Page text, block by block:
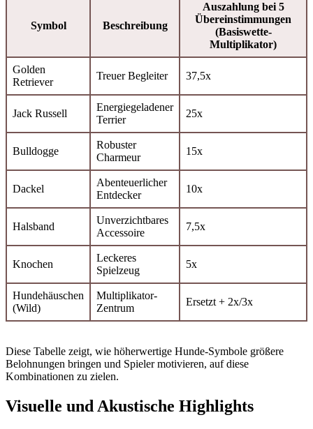
Symbol Beschreibung
Auszahlung bei 5
Übereinstimmungen
(Basiswette-
Multiplikator)
Golden
Retriever
Treuer Begleiter 37,5x
Jack Russell
Energiegeladener
Terrier
25x
Bulldogge
Robuster
Charmeur
15x
Dackel
Abenteuerlicher
Entdecker
10x
Halsband
Unverzichtbares
Accessoire
7,5x
Knochen
Leckeres
Spielzeug
5x
Hundehäuschen
(Wild)
Multiplikator-
Zentrum
Ersetzt + 2x/3x
Diese Tabelle zeigt, wie höherwertige Hunde-Symbole größere
Belohnungen bringen und Spieler motivieren, auf diese
Kombinationen zu zielen.
Visuelle und Akustische Highlights